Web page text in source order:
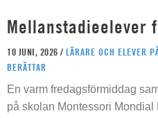
Mellanstadieelever
10 JUNI, 2026 / LÄRARE OCH ELEVER
BERÄTTAR
En varm fredagsförmiddag
på skolan Montessori Mondial